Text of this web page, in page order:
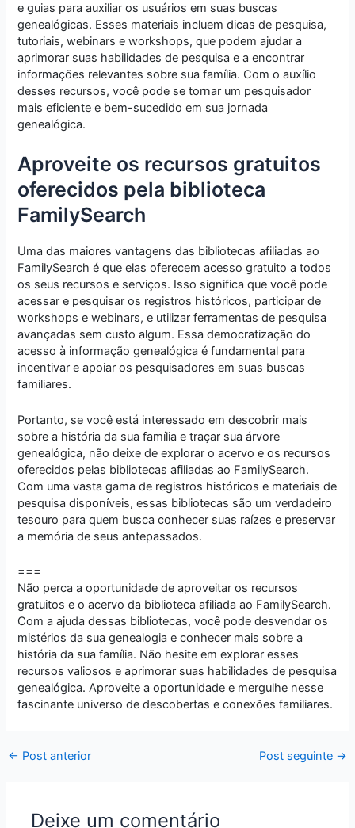
e guias para auxiliar os usuários em suas buscas
genealógicas. Esses materiais incluem dicas de pesquisa,
tutoriais, webinars e workshops, que podem ajudar a
aprimorar suas habilidades de pesquisa e a encontrar
informações relevantes sobre sua família. Com o auxílio
desses recursos, você pode se tornar um pesquisador
mais eficiente e bem-sucedido em sua jornada
genealógica.
Aproveite os recursos gratuitos
oferecidos pela biblioteca
FamilySearch
Uma das maiores vantagens das bibliotecas afiliadas ao
FamilySearch é que elas oferecem acesso gratuito a todos
os seus recursos e serviços. Isso significa que você pode
acessar e pesquisar os registros históricos, participar de
workshops e webinars, e utilizar ferramentas de pesquisa
avançadas sem custo algum. Essa democratização do
acesso à informação genealógica é fundamental para
incentivar e apoiar os pesquisadores em suas buscas
familiares.
Portanto, se você está interessado em descobrir mais
sobre a história da sua família e traçar sua árvore
genealógica, não deixe de explorar o acervo e os recursos
oferecidos pelas bibliotecas afiliadas ao FamilySearch.
Com uma vasta gama de registros históricos e materiais de
pesquisa disponíveis, essas bibliotecas são um verdadeiro
tesouro para quem busca conhecer suas raízes e preservar
a memória de seus antepassados.
===
Não perca a oportunidade de aproveitar os recursos
gratuitos e o acervo da biblioteca afiliada ao FamilySearch.
Com a ajuda dessas bibliotecas, você pode desvendar os
mistérios da sua genealogia e conhecer mais sobre a
história da sua família. Não hesite em explorar esses
recursos valiosos e aprimorar suas habilidades de pesquisa
genealógica. Aproveite a oportunidade e mergulhe nesse
fascinante universo de descobertas e conexões familiares.
← Post anterior Post seguinte →
Deixe um comentário